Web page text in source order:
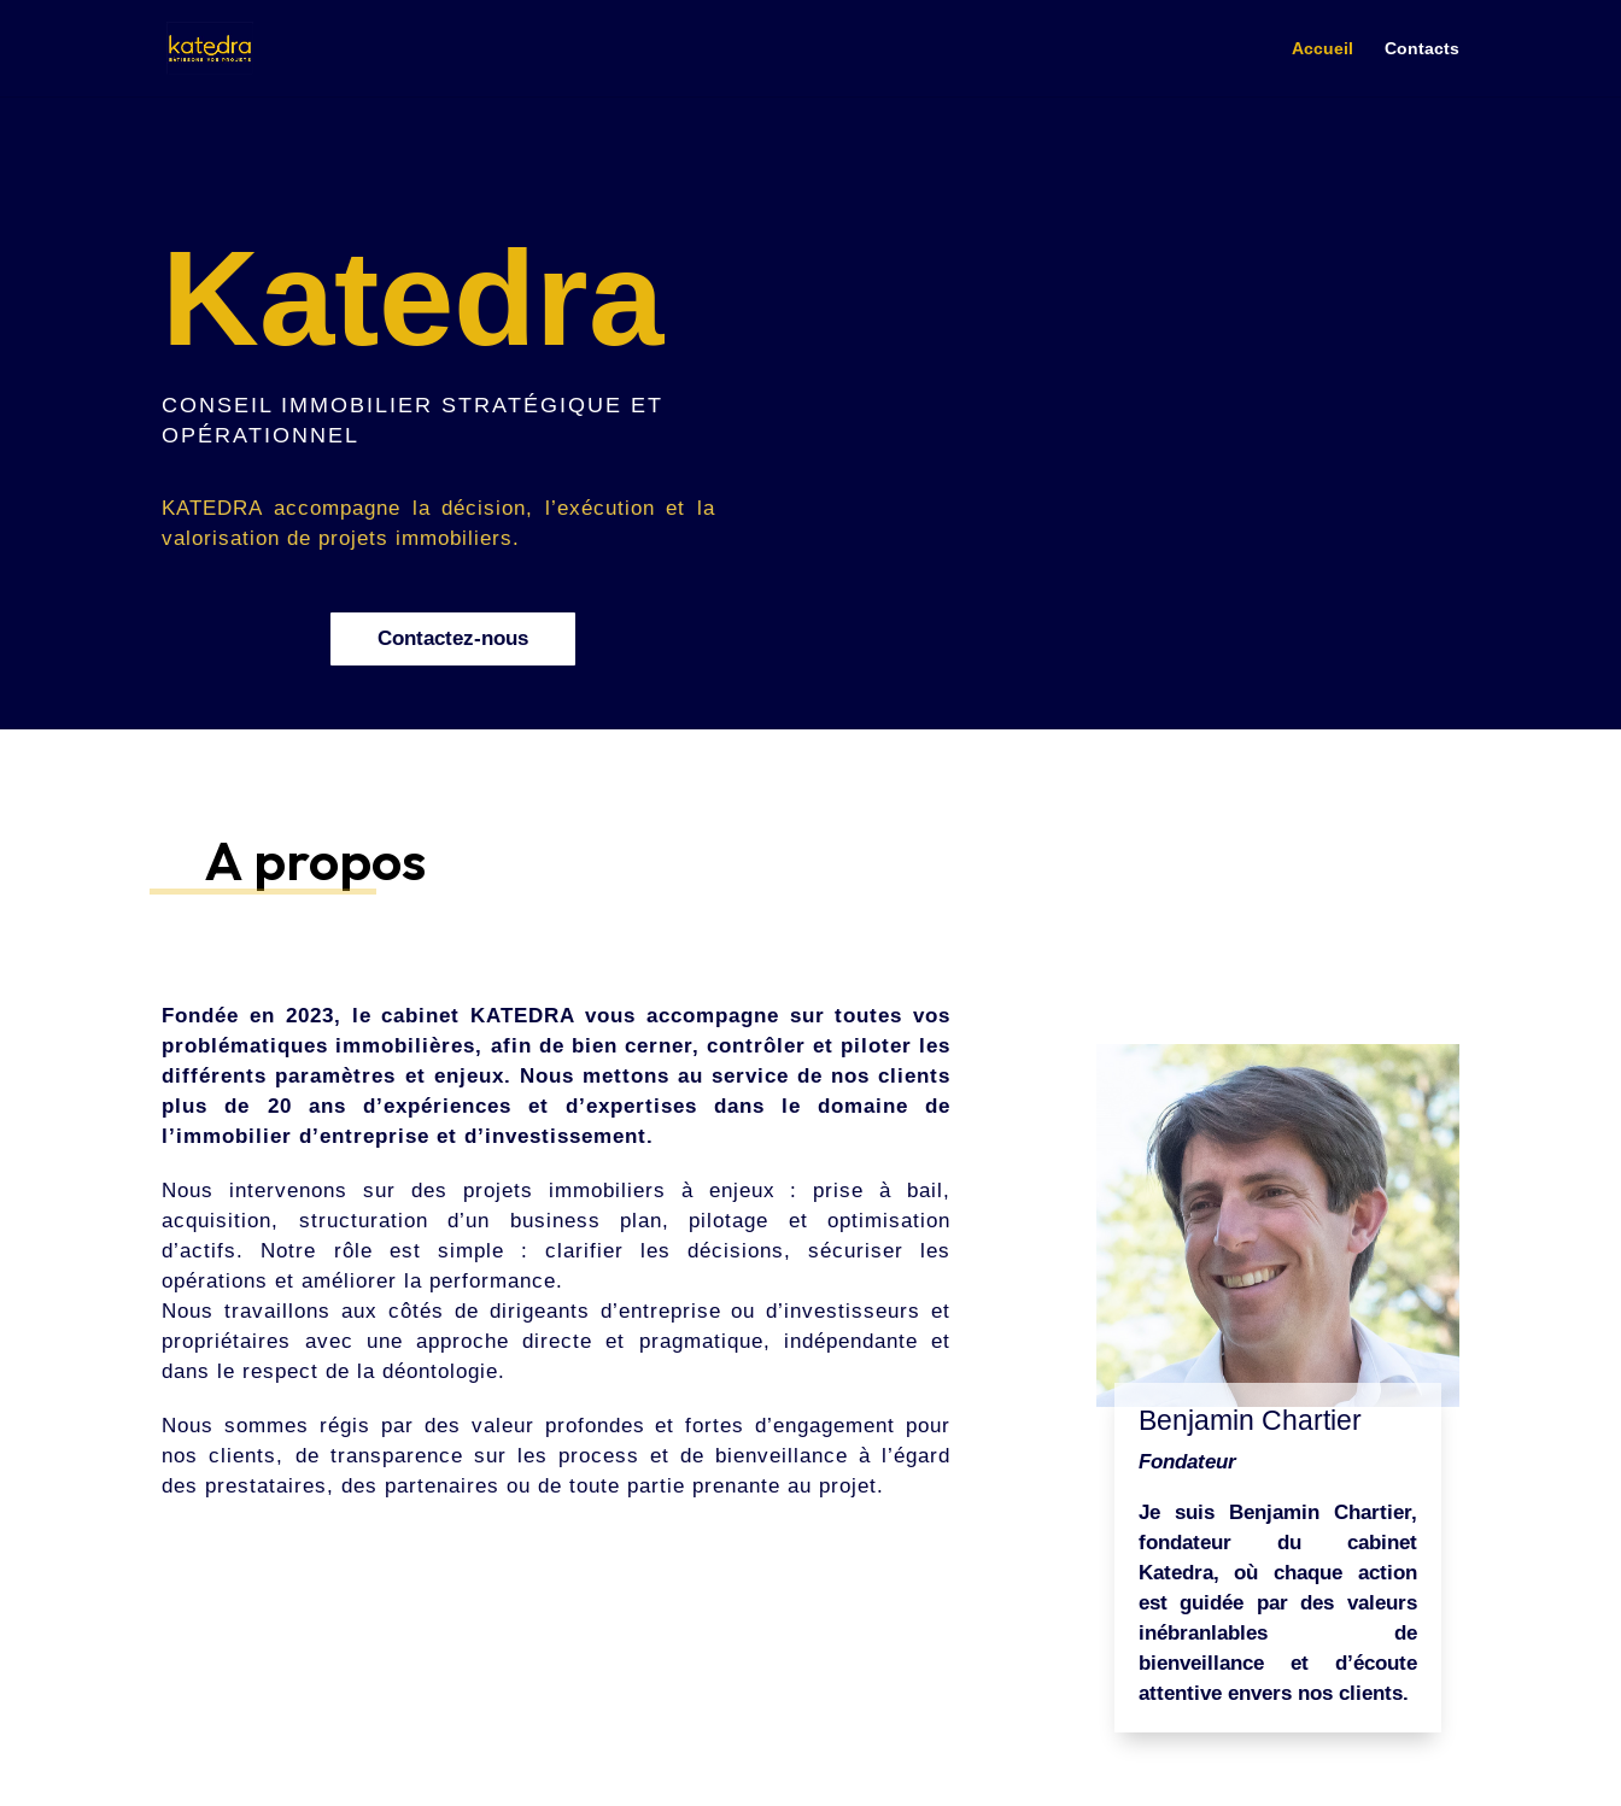
Accueil Contacts
Katedra
CONSEIL IMMOBILIER STRATÉGIQUE ET
OPÉRATIONNEL
KATEDRA accompagne la décision, l’exécution et la
valorisation de projets immobiliers.
Contactez-nous
A propos
Fondée en 2023, le cabinet KATEDRA vous accompagne sur toutes vos
problématiques immobilières, afin de bien cerner, contrôler et piloter les
différents paramètres et enjeux. Nous mettons au service de nos clients
plus de 20 ans d’expériences et d’expertises dans le domaine de
l’immobilier d’entreprise et d’investissement.
Nous intervenons sur des projets immobiliers à enjeux : prise à bail,
acquisition, structuration d’un business plan, pilotage et optimisation
d’actifs. Notre rôle est simple : clarifier les décisions, sécuriser les
opérations et améliorer la performance.
Nous travaillons aux côtés de dirigeants d’entreprise ou d’investisseurs et
propriétaires avec une approche directe et pragmatique, indépendante et
dans le respect de la déontologie.
Nous sommes régis par des valeur profondes et fortes d’engagement pour
nos clients, de transparence sur les process et de bienveillance à l’égard
des prestataires, des partenaires ou de toute partie prenante au projet.
Benjamin Chartier
Fondateur
Je suis Benjamin Chartier,
fondateur du cabinet
Katedra, où chaque action
est guidée par des valeurs
inébranlables de
bienveillance et d’écoute
attentive envers nos clients.